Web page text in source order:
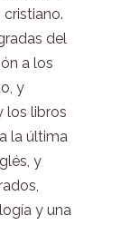
del
a los
y
los libros
la última
y
y una